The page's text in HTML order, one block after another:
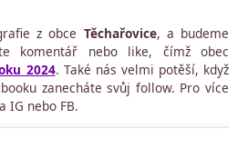
z obce Těchařovice, a budeme
komentář nebo like, čímž obec
2024. Také nás velmi potěší, když
zanecháte svůj follow. Pro více
IG nebo FB.